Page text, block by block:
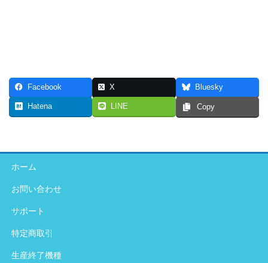
Facebook X Bluesky
Hatena LINE Copy
ホーム
お問い合わせ
サポート
特定商取引
生産終了機種